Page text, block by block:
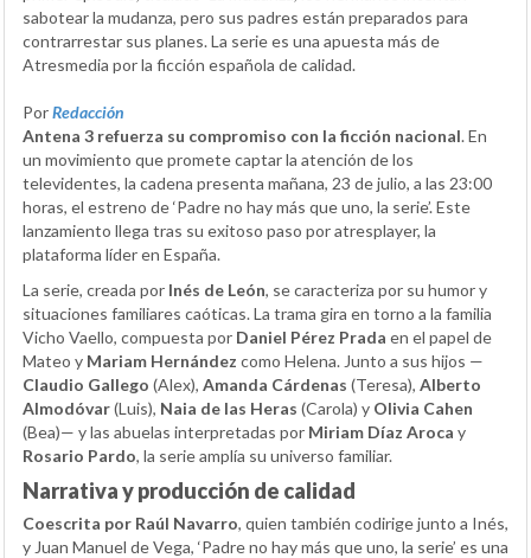
sabotear la mudanza, pero sus padres están preparados para
contrarrestar sus planes. La serie es una apuesta más de
Atresmedia por la ficción española de calidad.
PorRedacción
Antena 3 refuerza su compromiso con la ficción nacional. En
un movimiento que promete captar la atención de los
televidentes, la cadena presenta mañana, 23 de julio, a las 23:00
horas, el estreno de ‘Padre no hay más que uno, la serie’. Este
lanzamiento llega tras su exitoso paso por atresplayer, la
plataforma líder en España.
La serie, creada por Inés de León, se caracteriza por su humor y
situaciones familiares caóticas. La trama gira en torno a la familia
Vicho Vaello, compuesta por Daniel Pérez Prada en el papel de
Mateo y Mariam Hernández como Helena. Junto a sus hijos —
Claudio Gallego (Alex), Amanda Cárdenas (Teresa), Alberto
Almodóvar(Luis), Naia de las Heras (Carola) y Olivia Cahen
(Bea)— y las abuelas interpretadas por Miriam Díaz Aroca y
Rosario Pardo, la serie amplía su universo familiar.
Narrativa y producción de calidad
Coescrita por Raúl Navarro, quien también codirige junto a Inés,
y Juan Manuel de Vega, ‘Padre no hay más que uno, la serie’ es una